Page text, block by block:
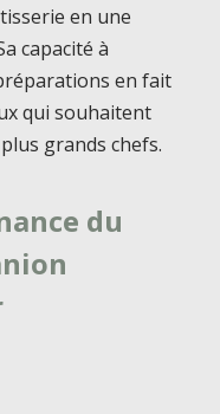
en une
capacité à
en fait
qui souhaitent
grands chefs.
du